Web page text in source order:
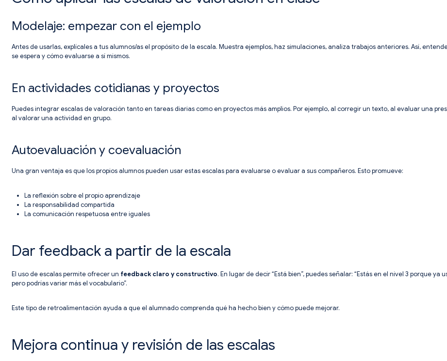
Modelaje: empezar con el ejemplo
Antes de usarlas, explícales a tus alumnos/as el propósito de la escala. Muestra ejemplos, haz simulaciones, analiza trabajos anteriores. Así,
se espera y cómo evaluarse a sí mismos.
En actividades cotidianas y proyectos
Puedes integrar escalas de valoración tanto en tareas diarias como en proyectos más amplios. Por ejemplo, al corregir un texto, al evaluar una
al valorar una actividad en grupo.
Autoevaluación y coevaluación
Una gran ventaja es que los propios alumnos pueden usar estas escalas para evaluarse o evaluar a sus compañeros. Esto promueve:
La reflexión sobre el propio aprendizaje
La responsabilidad compartida
La comunicación respetuosa entre iguales
Dar feedback a partir de la escala
El uso de escalas permite ofrecer un feedback claro y constructivo. En lugar de decir “Está bien”, puedes señalar: “Estás en el nivel 3 porque ya
pero podrías variar más el vocabulario”.
Este tipo de retroalimentación ayuda a que el alumnado comprenda qué ha hecho bien y cómo puede mejorar.
Mejora continua y revisión de las escalas